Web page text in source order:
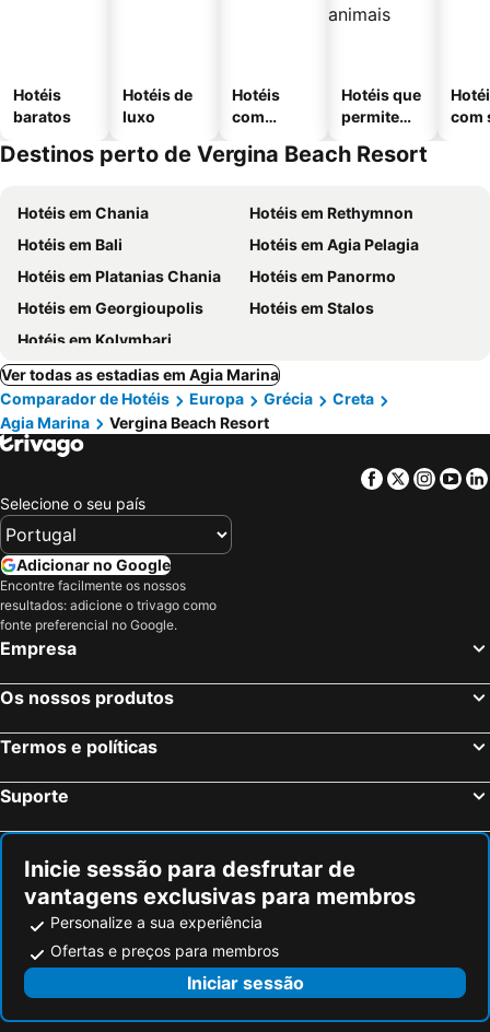
Hotéis
baratos
Hotéis de
luxo
Hotéis
com
Hotéis que
permitem
com
Destinos perto de Vergina Beach Resort
Hotéis em Chania
Hotéis em Rethymnon
Hotéis em Bali
Hotéis em Agia Pelagia
Hotéis em Platanias Chania
Hotéis em Panormo
Hotéis em Georgioupolis
Hotéis em Stalos
Hotéis em Kolymbari
Ver todas as estadias em Agia Marina
Comparador de Hotéis
Europa Grécia
Creta
Agia Marina
Vergina Beach Resort
Facebook
Twitter
Selecione o seu país
Adicionar no Google
Encontre facilmente os nossos
resultados: adicione o trivago como
fonte preferencial no Google.
Empresa
Os nossos produtos
Termos e políticas
Suporte
Inicie sessão para desfrutar de
vantagens exclusivas para membros
Personalize a sua experiência
Ofertas e preços para membros
Iniciar sessão